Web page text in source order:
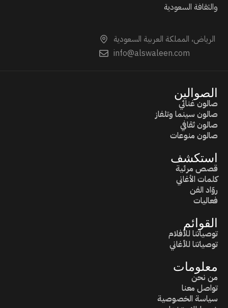
والثقافة السعودية
الرياض، المملكة العربية السعودية
info@alswaleen.com
الصوالين
صالون غنائي
صالون سينما وتلفاز
صالون ثقافي
صالون منوعات
استكشف
قصص مرئية
كلمات الأغاني
روّاد الفن
فعاليات
القوائم
توصياتنا للأفلام
توصياتنا للأغاني
معلومات
من نحن
تواصل معنا
سياسة الخصوصية